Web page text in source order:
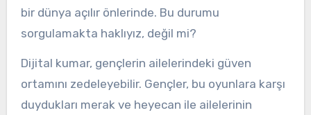
bir dünya açılır önlerinde. Bu durumu
sorgulamakta haklıyız, değil mi?
Dijital kumar, gençlerin ailelerindeki güven
ortamını zedeleyebilir. Gençler, bu oyunlara karşı
duydukları merak ve heyecan ile ailelerinin